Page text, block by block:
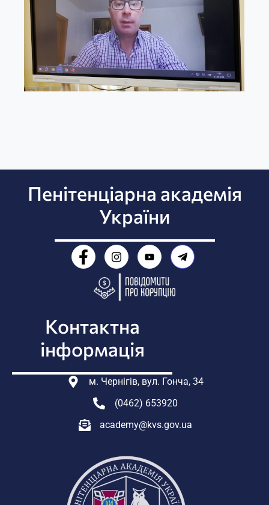
Пенітенціарна академія
України
Контактна
інформація
м. Чернігів, вул. Гонча, 34
(0462) 653920
academy@kvs.gov.ua